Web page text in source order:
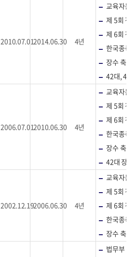
2010.07.012014.06.30 4년
교육자문
제 5회 전
제 6회 전
한국종축
장수 축산
42대, 43
2006.07.012010.06.30 4년
교육자문
제 5회 전
제 6회 전
한국종축
장수 축산
42대 장수
2002.12.192006.06.30 4년
교육자문
제 5회 전
제 6회 전
한국종축
장수 축산
법무부 갱